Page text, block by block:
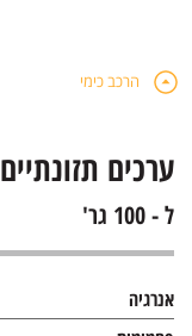
הרכב כימי
ערכים תזונתיים
ל - 100 גר'
אנרגיה